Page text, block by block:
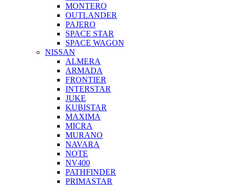
MONTERO
OUTLANDER
PAJERO
SPACE STAR
SPACE WAGON
NISSAN
ALMERA
ARMADA
FRONTIER
INTERSTAR
JUKE
KUBISTAR
MAXIMA
MICRA
MURANO
NAVARA
NOTE
NV400
PATHFINDER
PRIMASTAR